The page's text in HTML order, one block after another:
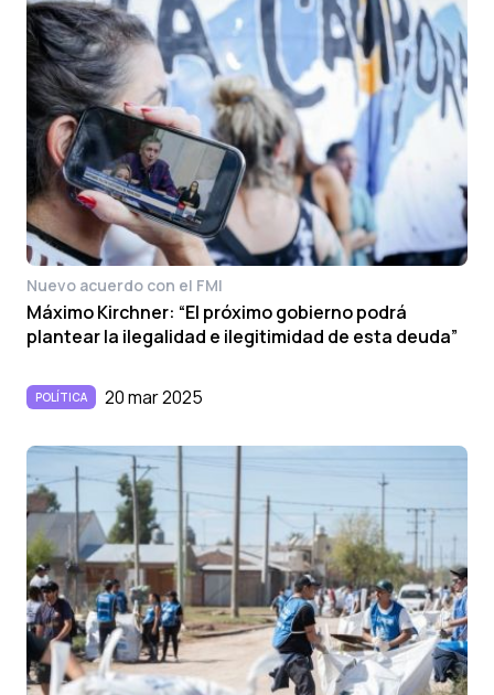
Nuevo acuerdo con el FMI
Máximo Kirchner: “El próximo gobierno podrá
plantear la ilegalidad e ilegitimidad de esta deuda”
POLÍTICA 20 mar 2025